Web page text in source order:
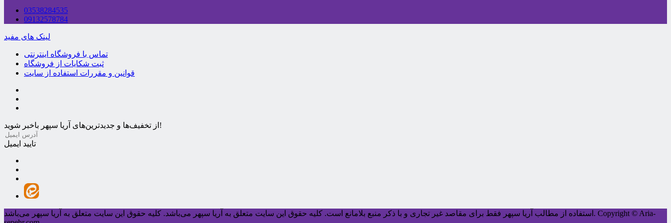
03538284535
09132578784
لینک های مفید
تماس با فروشگاه اینترنتی
ثبت شکایات از فروشگاه
قوانین و مقررات استفاده از سایت
از تخفیف‌ها و جدیدترین‌های آریا سپهر باخبر شوید!
تایید ایمیل
استفاده از مطالب آریا سپهر فقط برای مقاصد غیر تجاری و با ذکر منبع بلامانع است. کليه حقوق اين سايت متعلق به آریا سپهر می‌باشد. کليه حقوق اين سايت متعلق به آریا سپهر می‌باشد. Copyright © Aria-